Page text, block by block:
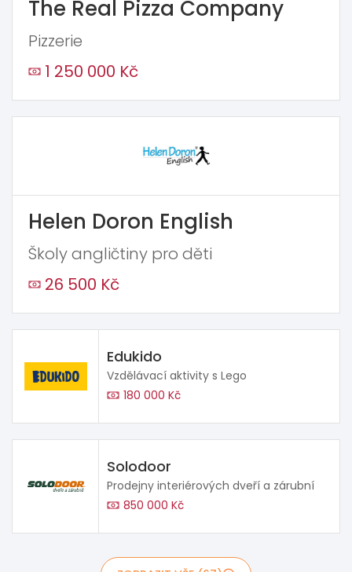
The Real Pizza Company
Pizzerie
1 250 000 Kč
Helen Doron English
Školy angličtiny pro děti
26 500 Kč
Edukido
Vzdělávací aktivity s Lego
180 000 Kč
Solodoor
Prodejny interiérových dveří a zárubní
850 000 Kč